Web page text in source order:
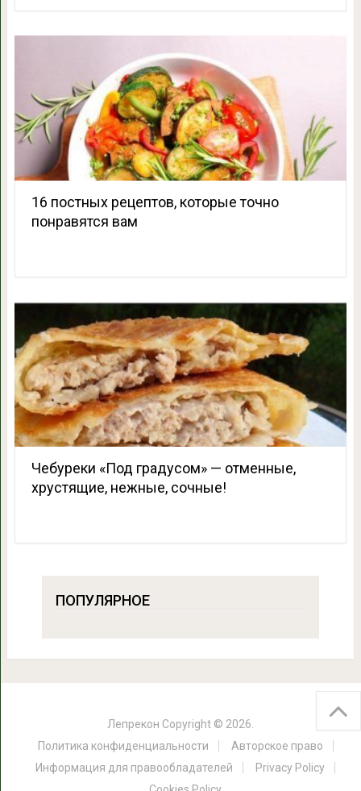
16 постных рецептов, которые точно
понравятся вам
Чебуреки «Под градусом» — отменные,
хрустящие, нежные, сочные!
ПОПУЛЯРНОЕ
Лепрекон Copyright © 2026.
Политика конфиденциальности
Авторское право
Информация для правообладателей
Privacy Policy